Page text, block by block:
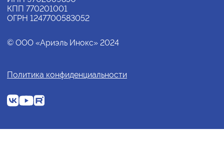
КПП 770201001
ОГРН 1247700583052
© ООО «Ариэль Инокс» 2024
Политика конфиденциальности